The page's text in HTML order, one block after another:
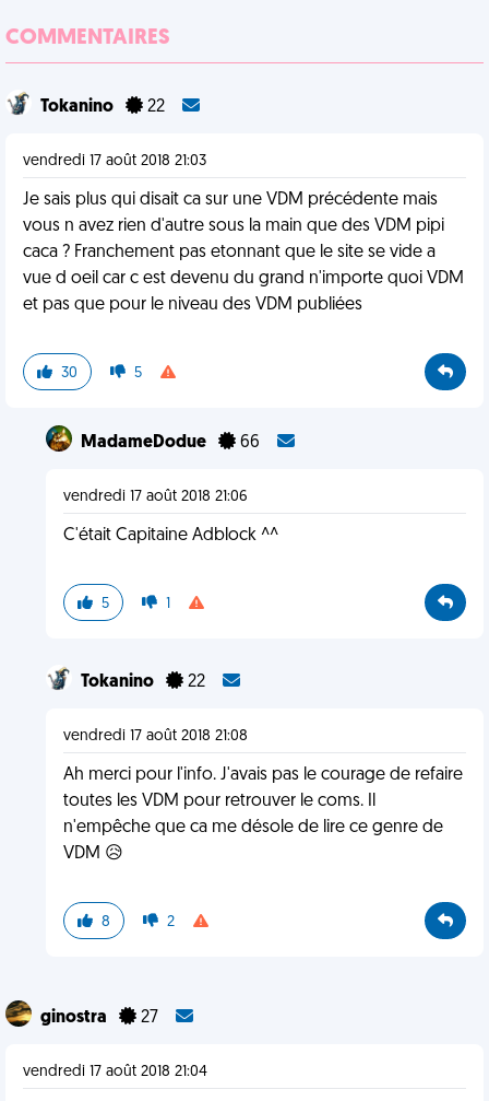
COMMENTAIRES
Tokanino 22
vendredi 17 août 2018 21:03
Je sais plus qui disait ca sur une VDM précédente mais
vous n avez rien d'autre sous la main que des VDM pipi
caca ? Franchement pas etonnant que le site se vide a
vue d oeil car c est devenu du grand n'importe quoi VDM
et pas que pour le niveau des VDM publiées
30 5
MadameDodue 66
vendredi 17 août 2018 21:06
C'était Capitaine Adblock ^^
5 1
Tokanino 22
vendredi 17 août 2018 21:08
Ah merci pour l'info. J'avais pas le courage de refaire
toutes les VDM pour retrouver le coms. Il
n'empêche que ca me désole de lire ce genre de
VDM 😥
8 2
ginostra 27
vendredi 17 août 2018 21:04